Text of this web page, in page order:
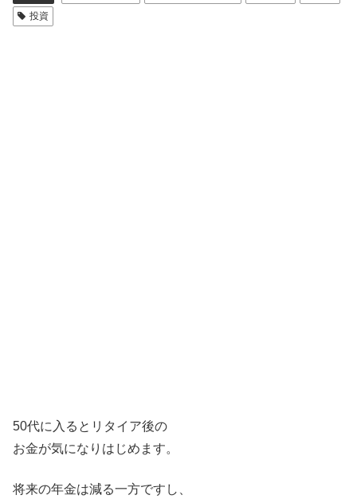
投資
50代に入るとリタイア後の
お金が気になりはじめます。
将来の年金は減る一方ですし、